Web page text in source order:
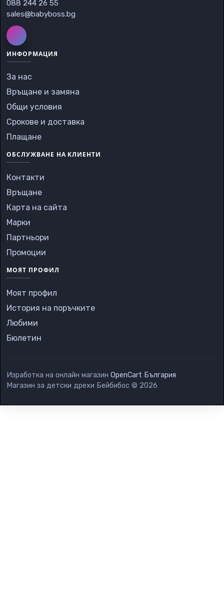
088 244 26 55
sales@babyboss.bg
ИНФОРМАЦИЯ
За нас
Връщане и замяна
Общи условия
Срокове и доставка
Плащане
ОБСЛУЖВАНЕ НА КЛИЕНТИ
Контакти
Връщане
Карта на сайта
Марки
Партньори
Промоции
МОЯТ ПРОФИЛ
Моят профил
История на поръчките
Любими
Бюлетин
Изработка на онлайн магазин OpenCart България
Магазин за детски дрехи Бейбибос © 2026